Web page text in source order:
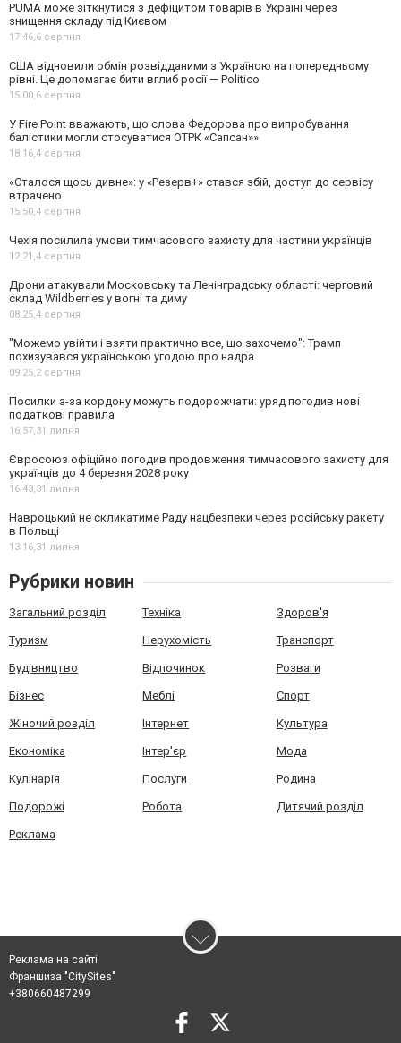
PUMA може зіткнутися з дефіцитом товарів в Україні через
знищення складу під Києвом
17:46,6 серпня
США відновили обмін розвідданими з Україною на попередньому
рівні. Це допомагає бити вглиб росії — Politico
15:00,6 серпня
У Fire Point вважають, що слова Федорова про випробування
балістики могли стосуватися ОТРК «Сапсан»»
18:16,4 серпня
«Сталося щось дивне»: у «Резерв+» стався збій, доступ до сервісу
втрачено
15:50,4 серпня
Чехія посилила умови тимчасового захисту для частини українців
12:21,4 серпня
Дрони атакували Московську та Ленінградську області: черговий
склад Wildberries у вогні та диму
08:25,4 серпня
"Можемо увійти і взяти практично все, що захочемо": Трамп
похизувався українською угодою про надра
09:25,2 серпня
Посилки з-за кордону можуть подорожчати: уряд погодив нові
податкові правила
16:57,31 липня
Євросоюз офіційно погодив продовження тимчасового захисту для
українців до 4 березня 2028 року
16:43,31 липня
Навроцький не скликатиме Раду нацбезпеки через російську ракету
в Польщі
13:16,31 липня
Рубрики новин
Загальний розділ Техніка Здоров'я
Туризм Нерухомість Транспорт
Будівництво Відпочинок Розваги
Бізнес Меблі Спорт
Жіночий розділ Інтернет Культура
Економіка Інтер'єр Мода
Кулінарія Послуги Родина
Подорожі Робота Дитячий розділ
Реклама
Реклама на сайті
Франшиза "CitySites"
+380660487299